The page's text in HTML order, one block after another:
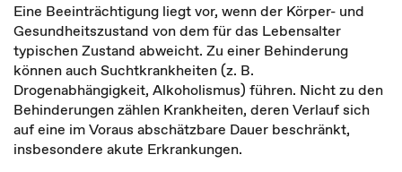
Eine Beeinträchtigung liegt vor, wenn der Körper- und
Gesundheitszustand von dem für das Lebensalter
typischen Zustand abweicht. Zu einer Behinderung
können auch Suchtkrankheiten (z. B.
Drogenabhängigkeit, Alkoholismus) führen. Nicht zu den
Behinderungen zählen Krankheiten, deren Verlauf sich
auf eine im Voraus abschätzbare Dauer beschränkt,
insbesondere akute Erkrankungen.